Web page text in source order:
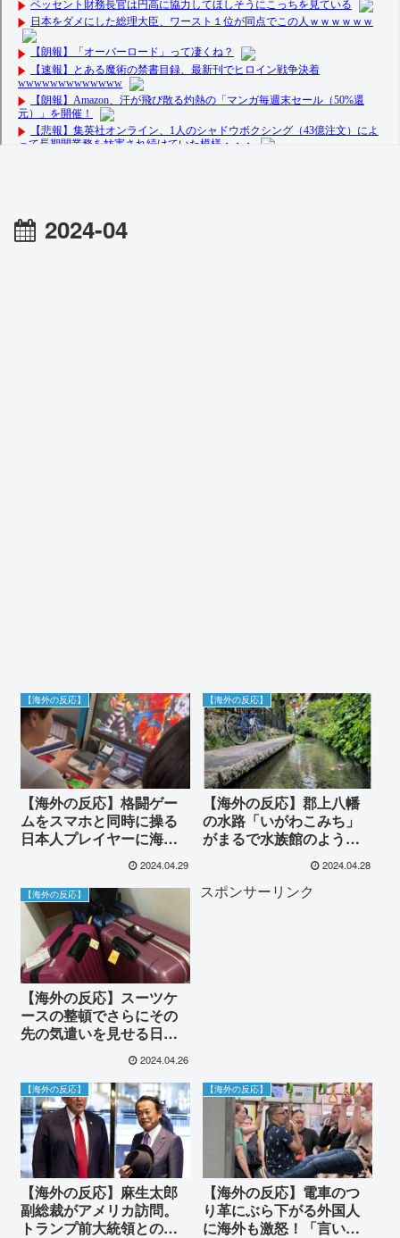
2024-04
【海外の反応】
【海外の反応】格闘ゲー
ムをスマホと同時に操る
日本人プレイヤーに海外
2024.04.29
【海外の反応】
【海外の反応】郡上八幡
の水路「いがわこみち」
がまるで水族館のようだ
2024.04.28
【海外の反応】
【海外の反応】スーツケ
ースの整頓でさらにその
先の気遣いを見せる日本
の空港に海外が称賛！2024.04.26
スポンサーリンク
【海外の反応】
【海外の反応】麻生太郎
副総裁がアメリカ訪問。
トランプ前大統領との会
【海外の反応】
【海外の反応】電車のつ
り革にぶら下がる外国人
に海外も激怒！「言い訳